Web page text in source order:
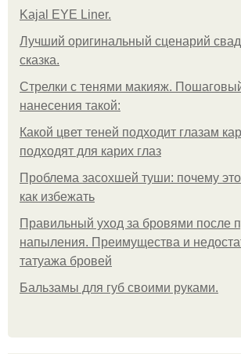
Kajal EYE Liner.
Лучший оригинальный сценарий
сказка.
Стрелки с тенями макияж.
нанесения такой:
Какой цвет теней подходит глазам
подходят для карих глаз
Проблема засохшей туши: почему
как избежать
Правильный уход за бровями после
напыления. Преимущества и
татуажа бровей
Бальзамы для губ своими руками.